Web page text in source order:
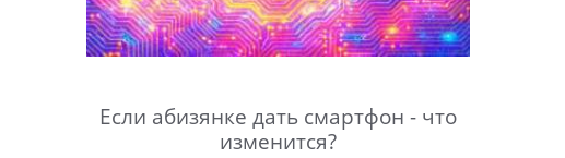
Если абизянке дать смартфон - что
изменится?